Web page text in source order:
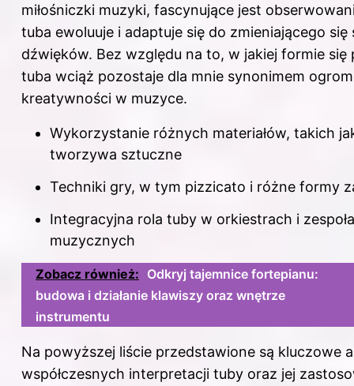
miłośniczki muzyki, fascynujące jest
tuba ewoluuje i adaptuje się do zmieniającego się
dźwięków. Bez względu na to, w jakiej formie się
tuba wciąż pozostaje dla mnie synonimem
kreatywności w muzyce.
Wykorzystanie różnych materiałów, takich
tworzywa sztuczne
Techniki gry, w tym pizzicato i różne formy
Integracyjna rola tuby w orkiestrach i
muzycznych
Zobacz również: Odkryj tajemnice fortepianu:
budowa i działanie klawiszy oraz wnętrze
instrumentu
Na powyższej liście przedstawione są kluczowe
współczesnych interpretacji tuby oraz jej